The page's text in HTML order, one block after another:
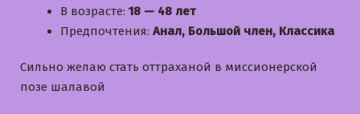
В возрасте: 18 — 48 лет
Предпочтения: Анал, Большой член, Классика
Сильно желаю стать оттраханой в миссионерской
позе шалавой